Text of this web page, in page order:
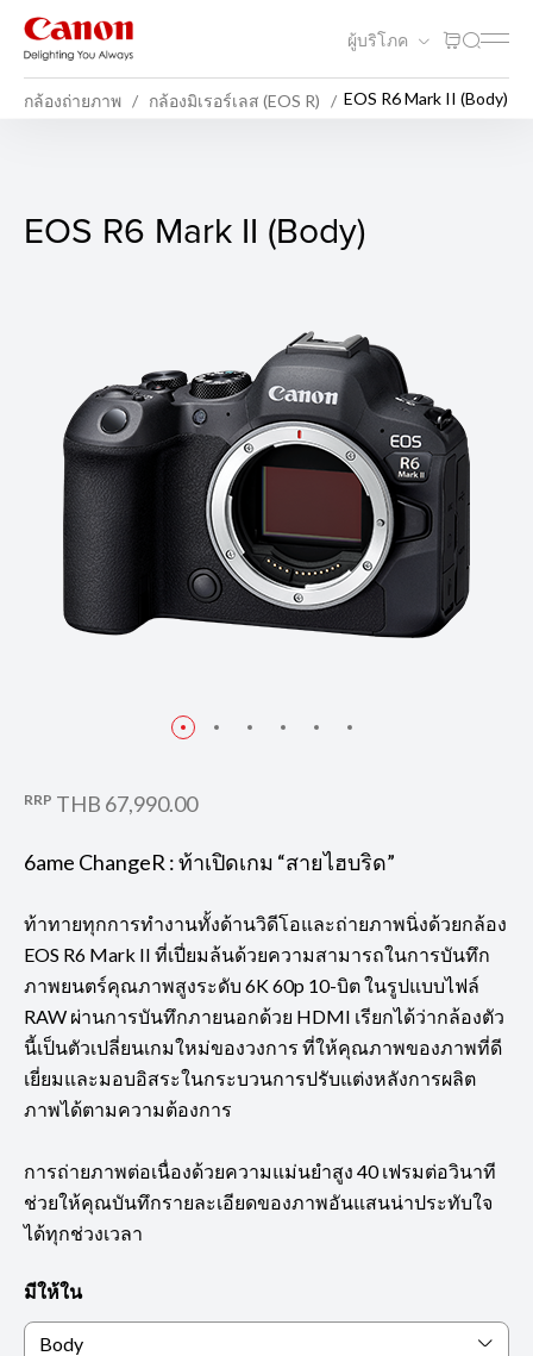
ผู้บริโภค
กล้องถ่ายภาพ กล้องมิเรอร์เลส (EOS R) EOS R6 Mark II (Body)
EOS R6 Mark II (Body)
EOS R6 Mark II (Body)
RRP THB 67,990.00
6ame ChangeR : ท้าเปิดเกม “สายไฮบริด”
ท้าทายทุกการทำงานทั้งด้านวิดีโอและถ่ายภาพนิ่งด้วยกล้อง
EOS R6 Mark II ที่เปี่ยมล้นด้วยความสามารถในการบันทึก
ภาพยนตร์คุณภาพสูงระดับ 6K 60p 10-บิต ในรูปแบบไฟล์
RAW ผ่านการบันทึกภายนอกด้วย HDMI เรียกได้ว่ากล้องตัว
นี้เป็นตัวเปลี่ยนเกมใหม่ของวงการ ที่ให้คุณภาพของภาพที่ดี
เยี่ยมและมอบอิสระในกระบวนการปรับแต่งหลังการผลิต
ภาพได้ตามความต้องการ
การถ่ายภาพต่อเนื่องด้วยความแม่นยำสูง 40 เฟรมต่อวินาที
ช่วยให้คุณบันทึกรายละเอียดของภาพอันแสนน่าประทับใจ
ได้ทุกช่วงเวลา
มีให้ใน
Body